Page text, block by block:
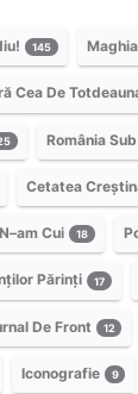
145
Cea De
România
Cetatea
Cui 18
Părinți 17
De Front 12
Iconografie 9